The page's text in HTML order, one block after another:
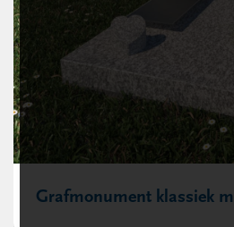
Grafmonument klassiek